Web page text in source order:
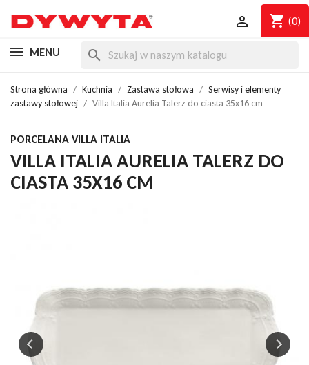
shopping_cart (0)

MENU search
Strona główna Kuchnia Zastawa stołowa
Serwisy i elementy
zastawy stołowej
Villa Italia Aurelia Talerz do ciasta 35x16 cm
PORCELANA VILLA ITALIA
VILLA ITALIA AURELIA TALERZ DO
CIASTA 35X16 CM